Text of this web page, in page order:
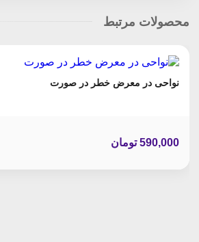
محصولات مرتبط
نواحی در معرض خطر در صورت
590,000 تومان